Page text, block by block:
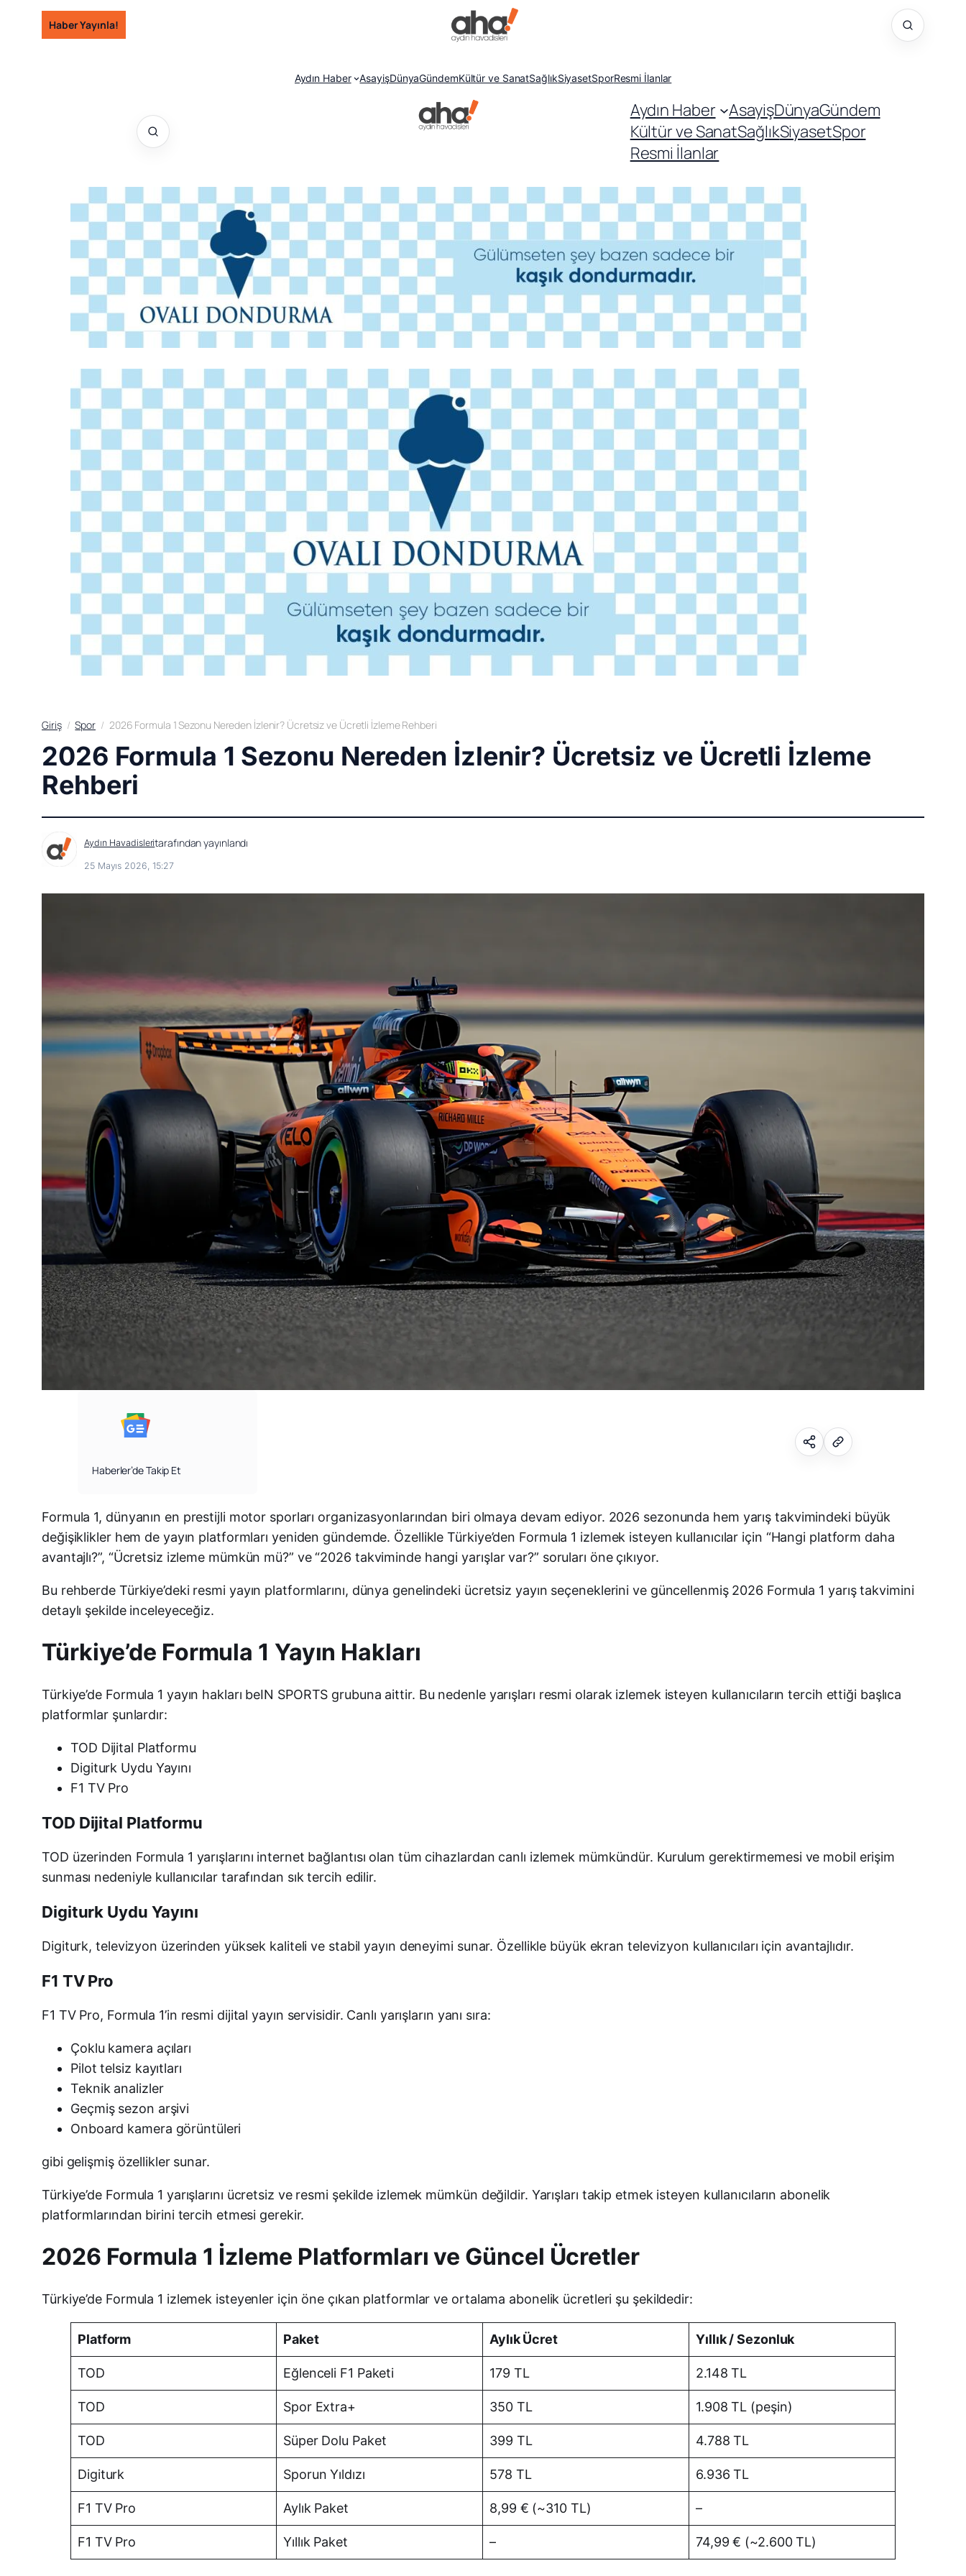
İçeriğeHaber Yayınla!
Aydın Haber AsayişDünyaGündemKültür ve SanatSağlıkSiyasetSporResmi İlanlar
Aydın Haber AsayişDünyaGündem
Kültür ve SanatSağlıkSiyasetSpor
Resmi İlanlar
Giriş Spor 2026 Formula 1 Sezonu Nereden İzlenir? Ücretsiz ve Ücretli İzleme Rehberi
2026 Formula 1 Sezonu Nereden İzlenir? Ücretsiz ve Ücretli İzleme
Rehberi
Aydın Havadisleritarafından yayınlandı
25 Mayıs 2026, 15:27
Haberler’de Takip Et
Facebook
WhatsApp
E-posta
Formula 1, dünyanın en prestijli motor sporları organizasyonlarından biri olmaya devam ediyor. 2026 sezonunda hem yarış takvimindeki büyük
değişiklikler hem de yayın platformları yeniden gündemde. Özellikle Türkiye’den Formula 1 izlemek isteyen kullanıcılar için “Hangi platform daha
avantajlı?”, “Ücretsiz izleme mümkün mü?” ve “2026 takviminde hangi yarışlar var?” soruları öne çıkıyor.
Bu rehberde Türkiye’deki resmi yayın platformlarını, dünya genelindeki ücretsiz yayın seçeneklerini ve güncellenmiş 2026 Formula 1 yarış takvimini
detaylı şekilde inceleyeceğiz.
Türkiye’de Formula 1 Yayın Hakları
Türkiye’de Formula 1 yayın hakları beIN SPORTS grubuna aittir. Bu nedenle yarışları resmi olarak izlemek isteyen kullanıcıların tercih ettiği başlıca
platformlar şunlardır:
TOD Dijital Platformu
Digiturk Uydu Yayını
F1 TV Pro
TOD Dijital Platformu
TOD üzerinden Formula 1 yarışlarını internet bağlantısı olan tüm cihazlardan canlı izlemek mümkündür. Kurulum gerektirmemesi ve mobil erişim
sunması nedeniyle kullanıcılar tarafından sık tercih edilir.
Digiturk Uydu Yayını
Digiturk, televizyon üzerinden yüksek kaliteli ve stabil yayın deneyimi sunar. Özellikle büyük ekran televizyon kullanıcıları için avantajlıdır.
F1 TV Pro
F1 TV Pro, Formula 1’in resmi dijital yayın servisidir. Canlı yarışların yanı sıra:
Çoklu kamera açıları
Pilot telsiz kayıtları
Teknik analizler
Geçmiş sezon arşivi
Onboard kamera görüntüleri
gibi gelişmiş özellikler sunar.
Türkiye’de Formula 1 yarışlarını ücretsiz ve resmi şekilde izlemek mümkün değildir. Yarışları takip etmek isteyen kullanıcıların abonelik
platformlarından birini tercih etmesi gerekir.
2026 Formula 1 İzleme Platformları ve Güncel Ücretler
Türkiye’de Formula 1 izlemek isteyenler için öne çıkan platformlar ve ortalama abonelik ücretleri şu şekildedir:
Platform Paket Aylık Ücret Yıllık / Sezonluk
TOD Eğlenceli F1 Paketi 179 TL 2.148 TL
TOD Spor Extra+ 350 TL 1.908 TL (peşin)
TOD Süper Dolu Paket 399 TL 4.788 TL
Digiturk Sporun Yıldızı 578 TL 6.936 TL
F1 TV Pro Aylık Paket 8,99 € (~310 TL) –
F1 TV Pro Yıllık Paket – 74,99 € (~2.600 TL)